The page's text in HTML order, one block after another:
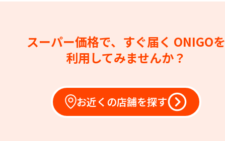
スーパー価格で、すぐ届く ONIGOを
利用してみませんか？
お近くの店舗を探す